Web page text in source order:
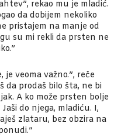
rekao mu je mladić.
da dobijem nekoliko
pristajem na manje od
su mi rekli da prsten ne
je veoma važno.”, reče
da prodaš bilo šta, ne bi
A ko može prsten bolje
do njega, mladiću. I,
zlataru, bez obzira na